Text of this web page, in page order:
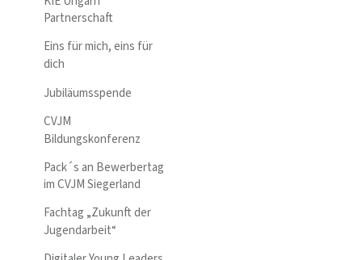
Partnerschaft
Eins für mich, eins für
dich
Jubiläumsspende
CVJM
Bildungskonferenz
Pack´s an Bewerbertag
im CVJM Siegerland
Fachtag „Zukunft der
Jugendarbeit“